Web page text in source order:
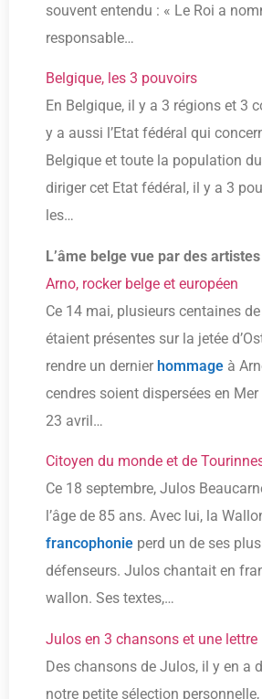
souvent entendu : « Le Roi a
responsable…
Belgique, les 3 pouvoirs
En Belgique, il y a 3 régions et 3
y a aussi l’Etat fédéral qui
Belgique et toute la population
diriger cet Etat fédéral, il y a 3
les…
L’âme belge vue par des
Arno, rocker belge et européen
Ce 14 mai, plusieurs centaines
étaient présentes sur la jetée
rendre un dernier hommage à
cendres soient dispersées en Mer
23 avril…
Citoyen du monde et de
Ce 18 septembre, Julos
l’âge de 85 ans. Avec lui, la
francophonie perd un de ses
défenseurs. Julos chantait en
wallon. Ses textes,…
Julos en 3 chansons et une lettre
Des chansons de Julos, il y en a
notre petite sélection